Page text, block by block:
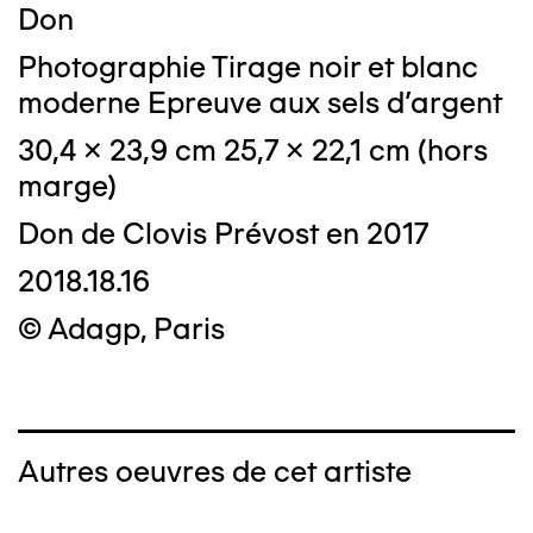
Don
Photographie Tirage noir et blanc
moderne Epreuve aux sels d'argent
30,4 x 23,9 cm 25,7 x 22,1 cm (hors
marge)
Don de Clovis Prévost en 2017
2018.18.16
© Adagp, Paris
Autres oeuvres de cet artiste